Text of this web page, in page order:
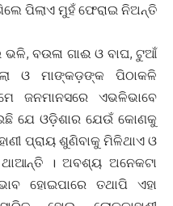
ପିଲାଏ ମୁହଁ ଫେରାଇ ନିଅନ୍ତି
ଗାଈ ଓ ବାଘ, ଟୁଆଁ
ଓ ମାଙ୍କଡ଼ଙ୍କ ପିଠାକଳି
ଜନମାନସରେ ଏଭଳିଭାବେ
ଯେ ଓଡ଼ିଶାର ଯେଉଁ କୋଣକୁ
ପ୍ରାୟ ଶୁଣିବାକୁ ମିଳିଥାଏ ଓ
। ଅବଶ୍ୟ ଅନେକଟା
ହୋଇପାରେ ତଥାପି ଏହା